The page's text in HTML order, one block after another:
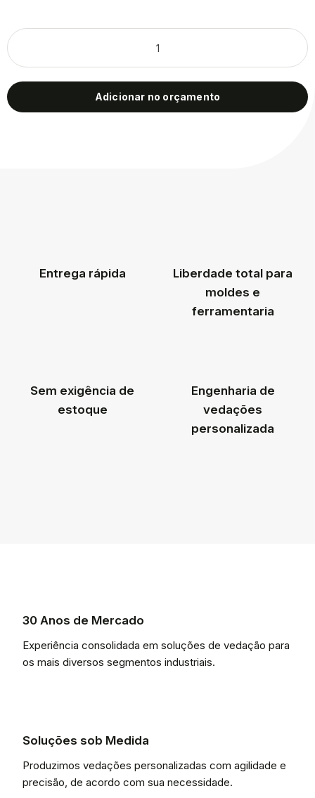
Adicionar no orçamento
Entrega rápida
Liberdade total para
moldes e
ferramentaria
Sem exigência de
estoque
Engenharia de
vedações
personalizada
30 Anos de Mercado
Experiência consolidada em soluções de vedação para
os mais diversos segmentos industriais.
Soluções sob Medida
Produzimos vedações personalizadas com agilidade e
precisão, de acordo com sua necessidade.